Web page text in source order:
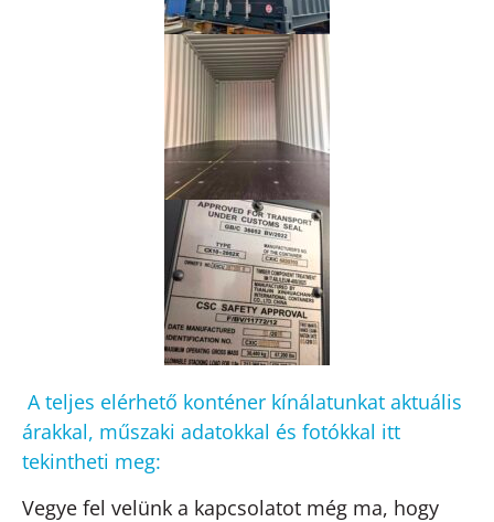
A teljes elérhető konténer kínálatunkat aktuális
árakkal, műszaki adatokkal és fotókkal itt
tekintheti meg:
Vegye fel velünk a kapcsolatot még ma, hogy